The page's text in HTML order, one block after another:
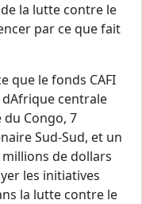
la lutte contre le
par ce que fait
que le fonds CAFI
centrale
Congo, 7
Sud-Sud, et un
de dollars
les initiatives
la lutte contre le